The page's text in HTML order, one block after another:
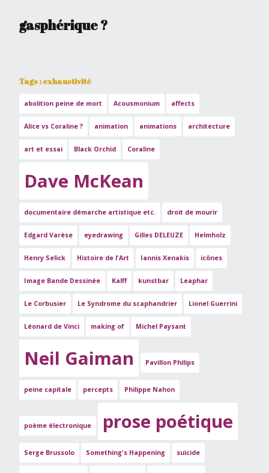
gasphérique ?
Tags : exhaustivité
abolition peine de mort Acousmonium affects
Alice vs Coraline ? animation animations architecture
art et essai Black Orchid Coraline
Dave McKean
documentaire démarche artistique etc. droit de mourir
Edgard Varèse eyedrawing Gilles DELEUZE Helmholz
Henry Selick Histoire de l'Art Iannis Xenakis icônes
Image Bande Dessinée Kalff kunstbar Leaphar
Le Corbusier Le Syndrome du scaphandrier Lionel Guerrini
Léonard de Vinci making of Michel Paysant
Neil Gaiman Pavillon Philips
peine capitale percepts Philippe Nahon
poème électronique prose poétique
Serge Brussolo Something's Happening suicide